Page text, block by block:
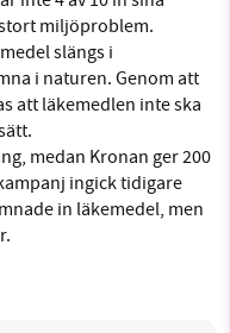
miljöproblem.
slängs i
i naturen. Genom att
att läkemedlen inte ska
medan Kronan ger 200
ingick tidigare
in läkemedel, men